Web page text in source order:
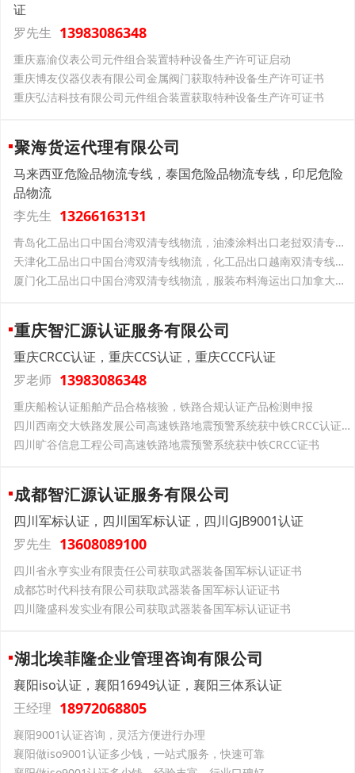
证
罗先生 13983086348
重庆嘉渝仪表公司元件组合装置特种设备生产许可证启动
重庆博友仪器仪表有限公司金属阀门获取特种设备生产许可证书
重庆弘洁科技有限公司元件组合装置获取特种设备生产许可证书
聚海货运代理有限公司
马来西亚危险品物流专线，泰国危险品物流专线，印尼危险
品物流
李先生 13266163131
青岛化工品出口中国台湾双清专线物流，油漆涂料出口老挝双清专线物流
天津化工品出口中国台湾双清专线物流，化工品出口越南双清专线物流
厦门化工品出口中国台湾双清专线物流，服装布料海运出口加拿大双清专线物流
重庆智汇源认证服务有限公司
重庆CRCC认证，重庆CCS认证，重庆CCCF认证
罗老师 13983086348
重庆船检认证船舶产品合格核验，铁路合规认证产品检测申报
四川西南交大铁路发展公司高速铁路地震预警系统获中铁CRCC认证证书
四川旷谷信息工程公司高速铁路地震预警系统获中铁CRCC证书
成都智汇源认证服务有限公司
四川军标认证，四川国军标认证，四川GJB9001认证
罗先生 13608089100
四川省永亨实业有限责任公司获取武器装备国军标认证证书
成都芯时代科技有限公司获取武器装备国军标认证证书
四川隆盛科发实业有限公司获取武器装备国军标认证证书
湖北埃菲隆企业管理咨询有限公司
襄阳iso认证，襄阳16949认证，襄阳三体系认证
王经理 18972068805
襄阳9001认证咨询，灵活方便进行办理
襄阳做iso9001认证多少钱，一站式服务，快速可靠